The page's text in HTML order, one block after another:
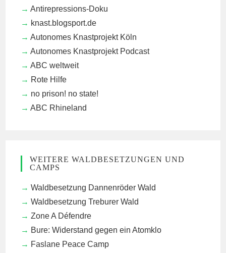
Antirepressions-Doku
knast.blogsport.de
Autonomes Knastprojekt Köln
Autonomes Knastprojekt Podcast
ABC weltweit
Rote Hilfe
no prison! no state!
ABC Rhineland
WEITERE WALDBESETZUNGEN UND
CAMPS
Waldbesetzung Dannenröder Wald
Waldbesetzung Treburer Wald
Zone A Défendre
Bure: Widerstand gegen ein Atomklo
Faslane Peace Camp